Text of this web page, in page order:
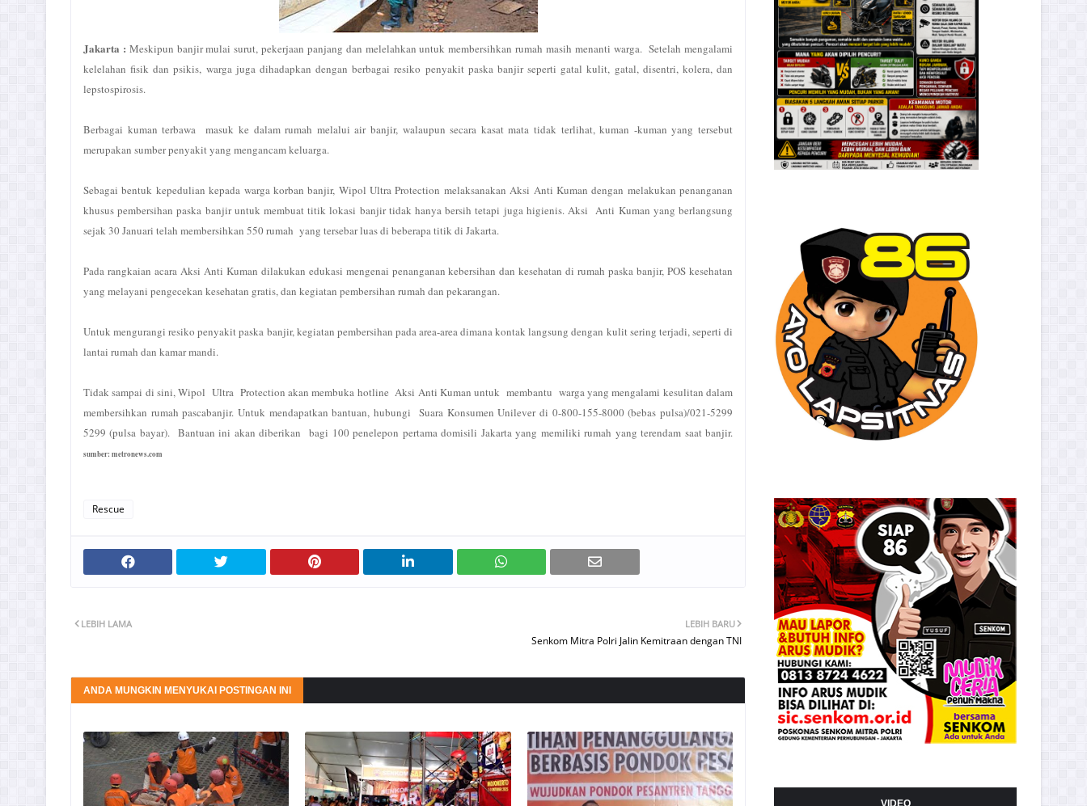
Jakarta : Meskipun banjir mulai surut, pekerjaan panjang dan melelahkan untuk membersihkan rumah masih menanti warga. Setelah mengalami
kelelahan fisik dan psikis, warga juga dihadapkan dengan berbagai resiko penyakit paska banjir seperti gatal kulit, gatal, disentri, kolera, dan
lepstospirosis.
Berbagai kuman terbawa masuk ke dalam rumah melalui air banjir, walaupun secara kasat mata tidak terlihat, kuman -kuman yang tersebut
merupakan sumber penyakit yang mengancam keluarga.
Sebagai bentuk kepedulian kepada warga korban banjir, Wipol Ultra Protection melaksanakan Aksi Anti Kuman dengan melakukan penanganan
khusus pembersihan paska banjir untuk membuat titik lokasi banjir tidak hanya bersih tetapi juga higienis. Aksi Anti Kuman yang berlangsung
sejak 30 Januari telah membersihkan 550 rumah yang tersebar luas di beberapa titik di Jakarta.
Pada rangkaian acara Aksi Anti Kuman dilakukan edukasi mengenai penanganan kebersihan dan kesehatan di rumah paska banjir, POS kesehatan
yang melayani pengecekan kesehatan gratis, dan kegiatan pembersihan rumah dan pekarangan.
Untuk mengurangi resiko penyakit paska banjir, kegiatan pembersihan pada area-area dimana kontak langsung dengan kulit sering terjadi, seperti di
lantai rumah dan kamar mandi.
Tidak sampai di sini, Wipol Ultra Protection akan membuka hotline Aksi Anti Kuman untuk membantu warga yang mengalami kesulitan dalam
membersihkan rumah pascabanjir. Untuk mendapatkan bantuan, hubungi Suara Konsumen Unilever di 0-800-155-8000 (bebas pulsa)/021-5299
5299 (pulsa bayar). Bantuan ini akan diberikan bagi 100 penelepon pertama domisili Jakarta yang memiliki rumah yang terendam saat banjir.
sumber: metronews.com
Rescue
LEBIH BARU
Senkom Mitra Polri Jalin Kemitraan dengan TNI
LEBIH LAMA
ANDA MUNGKIN MENYUKAI POSTINGAN INI
VIDEO